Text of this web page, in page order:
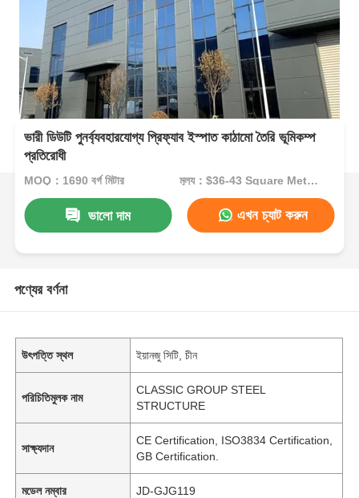
ভারী ডিউটি ​​পুনর্ব্যবহারযোগ্য প্রিফ্যাব ইস্পাত কাঠামো তৈরি ভূমিকম্প
প্রতিরোধী
MOQ：1690 বর্গ মিটার মূল্য：$36-43 Square Meters
ভালো দাম এখন চ্যাট করুন
পণ্যের বর্ণনা
উৎপত্তি স্থল ইয়ানজু সিটি, চীন
পরিচিতিমুলক নাম
CLASSIC GROUP STEEL
STRUCTURE
সাক্ষ্যদান
CE Certification, ISO3834 Certification,
GB Certification.
মডেল নম্বার JD-GJG119